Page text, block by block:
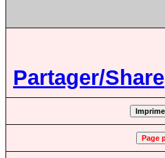
Partager/Share